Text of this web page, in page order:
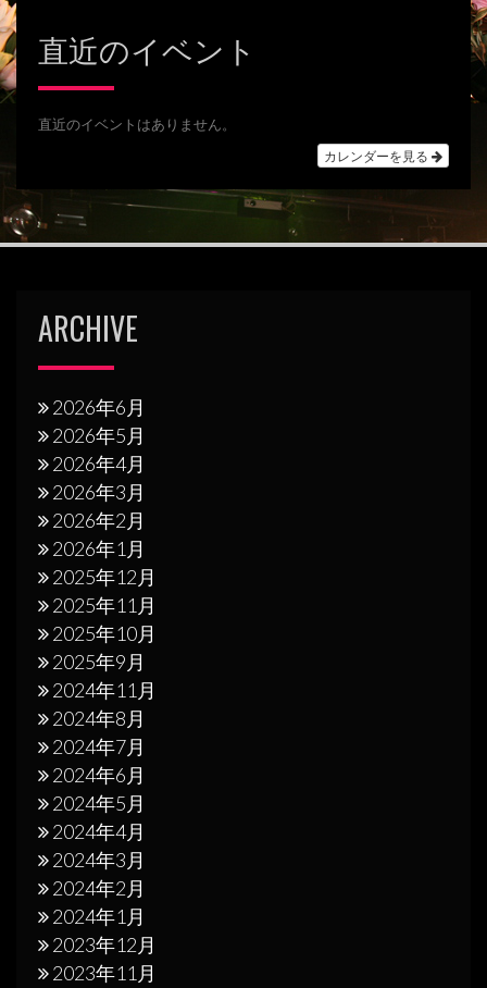
ゲ
ー
シ
ン
直近のイベント
直近のイベントはありません。
カレンダーを見る
ARCHIVE
2026年6月
2026年5月
2026年4月
2026年3月
2026年2月
2026年1月
2025年12月
2025年11月
2025年10月
2025年9月
2024年11月
2024年8月
2024年7月
2024年6月
2024年5月
2024年4月
2024年3月
2024年2月
2024年1月
2023年12月
2023年11月